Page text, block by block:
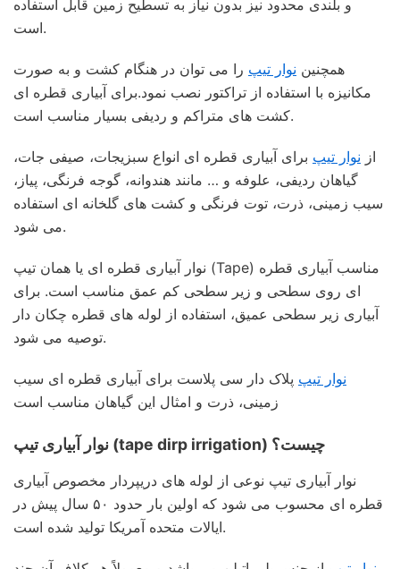
و بلندی محدود نیز بدون نیاز به تسطیح زمین قابل استفاده
است.
همچنین نوار تیپ را می توان در هنگام کشت و به صورت
مکانیزه با استفاده از تراکتور نصب نمود.برای آبیاری قطره ای
کشت های متراکم و ردیفی بسیار مناسب است.
از نوار تیپ برای آبیاری قطره ای انواع سبزیجات، صیفی جات،
گیاهان ردیفی، علوفه و … مانند هندوانه، گوجه فرنگی، پیاز،
سیب زمینی، ذرت، توت فرنگی و کشت های گلخانه ای استفاده
می شود.
نوار آبیاری قطره ای یا همان تیپ (Tape) مناسب آبیاری قطره
ای روی سطحی و زیر سطحی کم عمق مناسب است. برای
آبیاری زیر سطحی عمیق، استفاده از لوله های قطره چکان دار
توصیه می شود.
نوار تیپ پلاک دار سی پلاست برای آبیاری قطره ای سیب
زمینی، ذرت و امثال این گیاهان مناسب است
نوار آبیاری تیپ (tape dirp irrigation) چیست؟
نوار آبیاری تیپ نوعی از لوله های دریپردار مخصوص آبیاری
قطره ای محسوب می شود که اولین بار حدود ۵۰ سال پیش در
ایالات متحده آمریکا تولید شده است.